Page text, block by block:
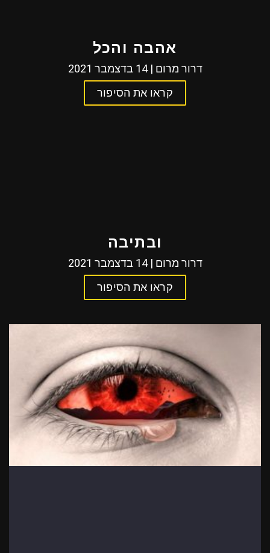
אהבה והכל
דרור מרום | 14 בדצמבר 2021
קראו את הסיפור
ובתיבה
דרור מרום | 14 בדצמבר 2021
קראו את הסיפור